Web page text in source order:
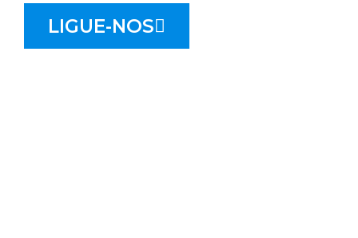
LIGUE-NOS